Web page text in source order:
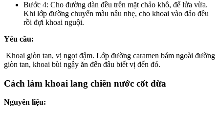
Bước 4: Cho đường dàn đều trên mặt chảo khô, để lửa vừa.
Khi lớp đường chuyển màu nâu nhẹ, cho khoai vào đảo đều
rồi đợi khoai nguội.
Yêu cầu:
Khoai giòn tan, vị ngọt đậm. Lớp đường caramen bám ngoài đường
giòn tan, khoai bùi ngậy ăn đến đâu biết vị đến đó.
Cách làm khoai lang chiên nước cốt dừa
Nguyên liệu: